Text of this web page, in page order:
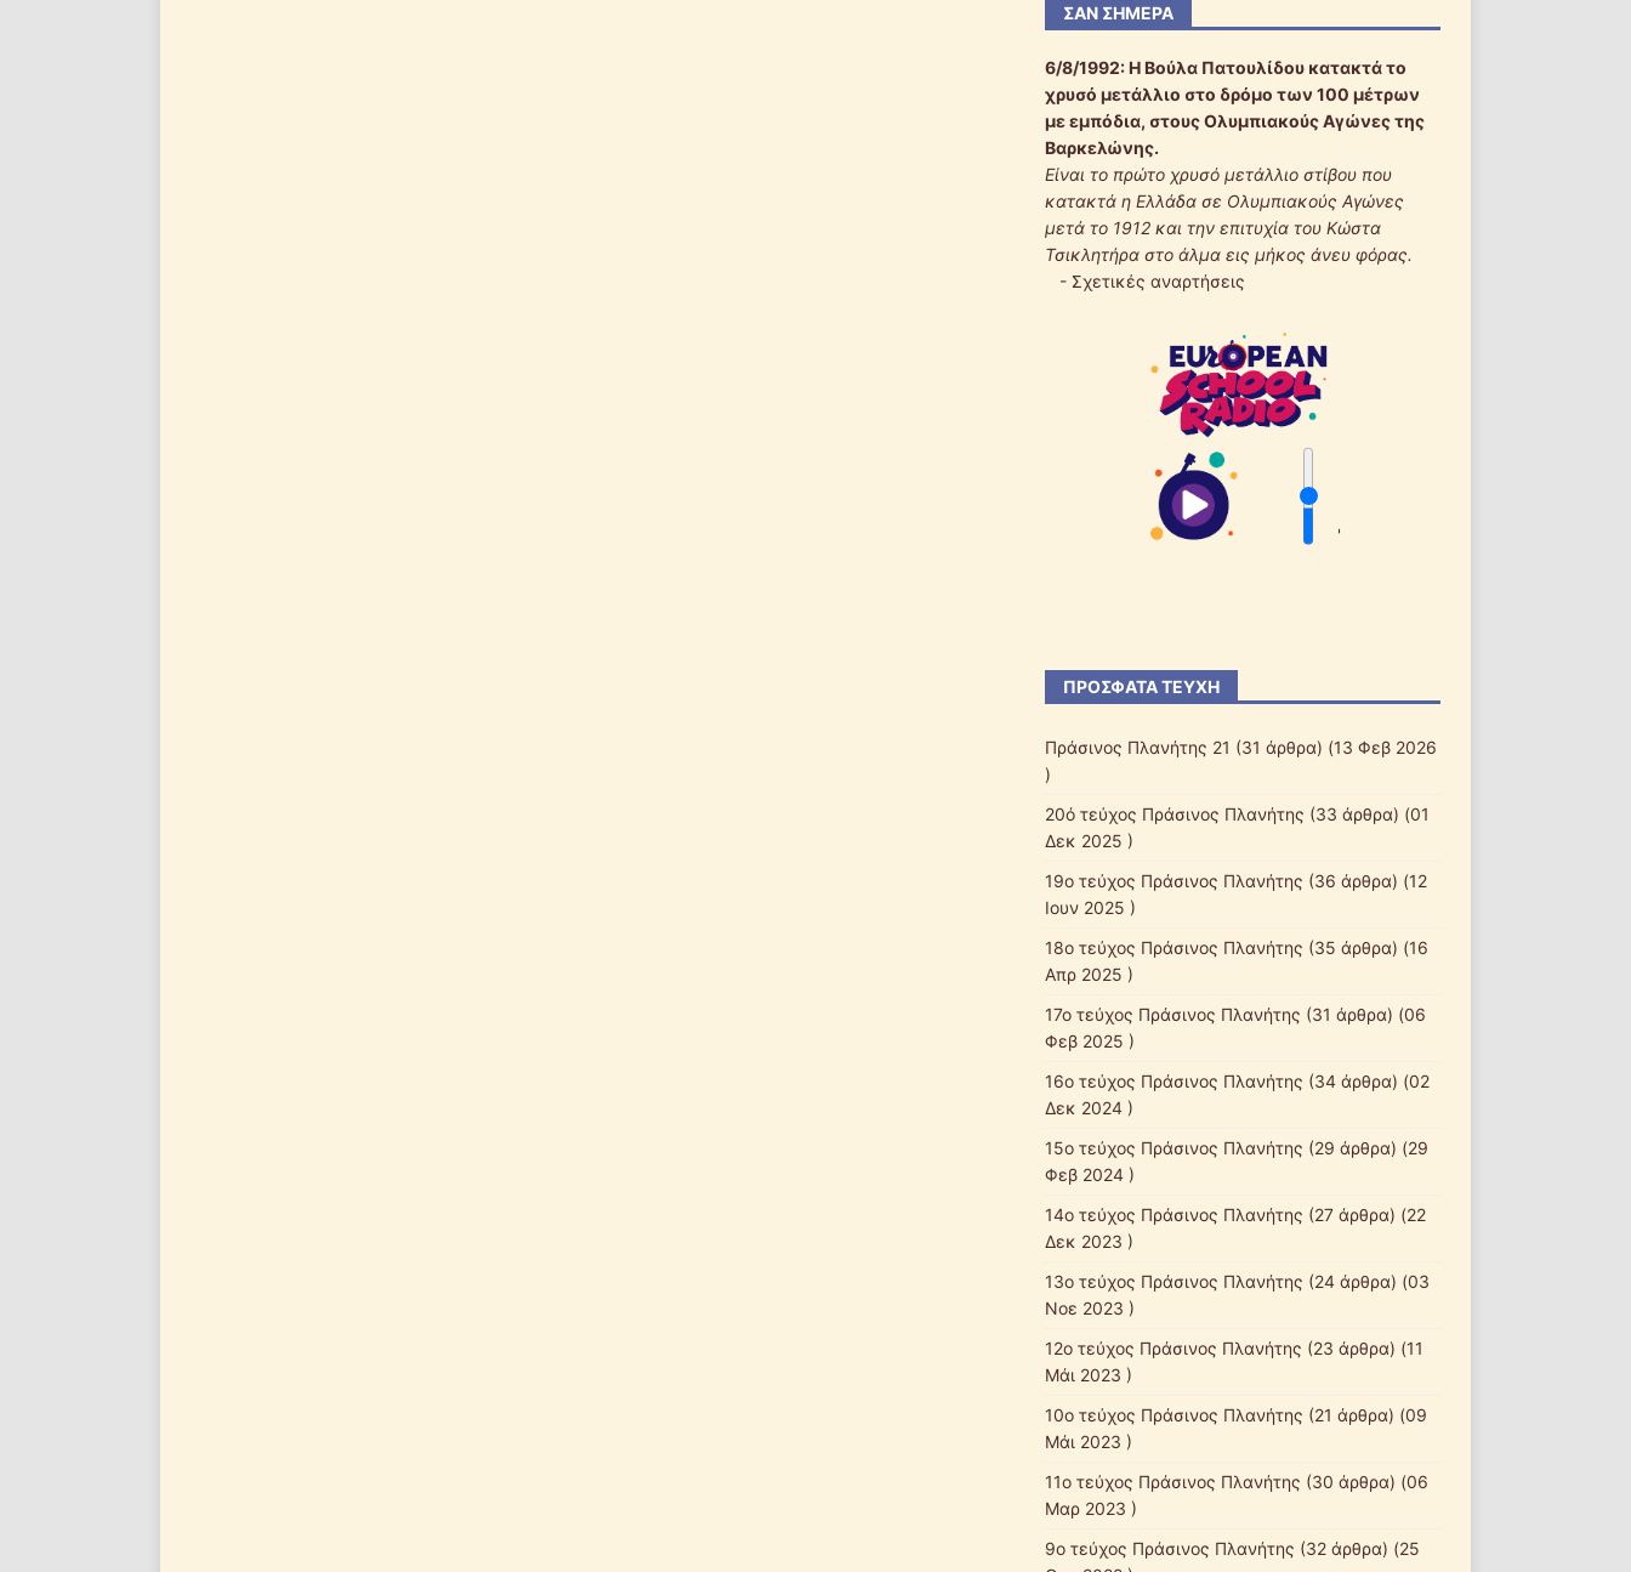
ΣΑΝ ΣΉΜΕΡΑ
6/8/1992:Η Βούλα Πατουλίδου κατακτά το
χρυσό μετάλλιο στο δρόμο των 100 μέτρων
με εμπόδια, στους Ολυμπιακούς Αγώνες της
Βαρκελώνης.
Είναι το πρώτο χρυσό μετάλλιο στίβου που
κατακτά η Ελλάδα σε Ολυμπιακούς Αγώνες
μετά το 1912 και την επιτυχία του Κώστα
Τσικλητήρα στο άλμα εις μήκος άνευ φόρας.
- Σχετικές αναρτήσεις
'
ΠΡΌΣΦΑΤΑ ΤΕΎΧΗ
Πράσινος Πλανήτης 21 (31 άρθρα) (13 Φεβ 2026
)
20ό τεύχος Πράσινος Πλανήτης (33 άρθρα) (01
Δεκ 2025 )
19ο τεύχος Πράσινος Πλανήτης (36 άρθρα) (12
Ιουν 2025 )
18ο τεύχος Πράσινος Πλανήτης (35 άρθρα) (16
Απρ 2025 )
17ο τεύχος Πράσινος Πλανήτης (31 άρθρα) (06
Φεβ 2025 )
16ο τεύχος Πράσινος Πλανήτης (34 άρθρα) (02
Δεκ 2024 )
15ο τεύχος Πράσινος Πλανήτης (29 άρθρα) (29
Φεβ 2024 )
14ο τεύχος Πράσινος Πλανήτης (27 άρθρα) (22
Δεκ 2023 )
13ο τεύχος Πράσινος Πλανήτης (24 άρθρα) (03
Νοε 2023 )
12ο τεύχος Πράσινος Πλανήτης (23 άρθρα) (11
Μάι 2023 )
10ο τεύχος Πράσινος Πλανήτης (21 άρθρα) (09
Μάι 2023 )
11ο τεύχος Πράσινος Πλανήτης (30 άρθρα) (06
Μαρ 2023 )
9ο τεύχος Πράσινος Πλανήτης (32 άρθρα) (25